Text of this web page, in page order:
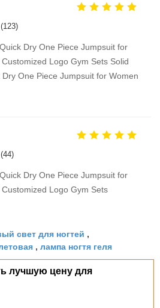
Dry One Piece Jumpsuit for
Logo Gym Sets Solid
Dry One Piece Jumpsuit for Women
Dry One Piece Jumpsuit for
Logo Gym Sets
свет для ногтей ,
, лампа ногтя геля
лучшую цену для